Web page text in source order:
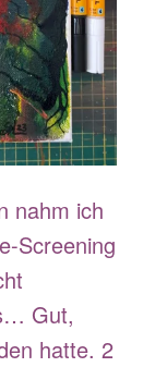
nahm ich
Screening
Gut,
hatte. 2